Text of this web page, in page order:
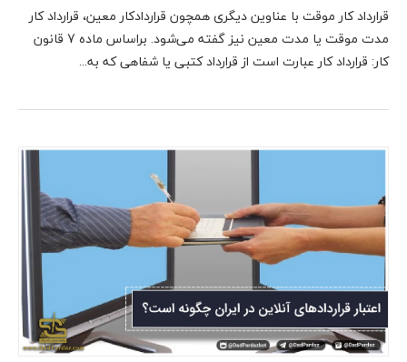
قرارداد کار موقت با عناوین دیگری همچون قراردادکار معین، قرارداد کار
مدت موقت یا مدت معین نیز گفته می‌شود. براساس ماده 7 قانون
کار: قرارداد کار عبارت است از قرارداد کتبی یا شفاهی که به...